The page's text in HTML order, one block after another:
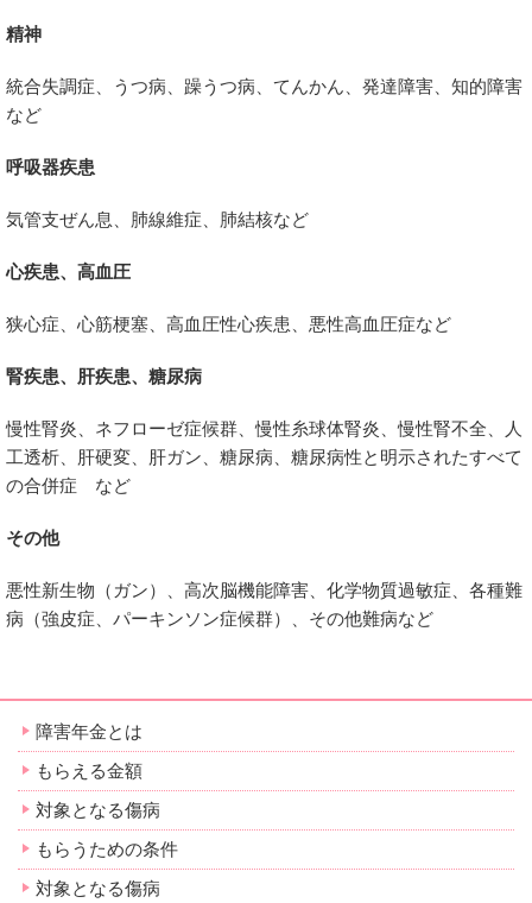
精神
統合失調症、うつ病、躁うつ病、てんかん、発達障害、知的障害
など
呼吸器疾患
気管支ぜん息、肺線維症、肺結核など
心疾患、高血圧
狭心症、心筋梗塞、高血圧性心疾患、悪性高血圧症など
腎疾患、肝疾患、糖尿病
慢性腎炎、ネフローゼ症候群、慢性糸球体腎炎、慢性腎不全、人
工透析、肝硬変、肝ガン、糖尿病、糖尿病性と明示されたすべて
の合併症 など
その他
悪性新生物（ガン）、高次脳機能障害、化学物質過敏症、各種難
病（強皮症、パーキンソン症候群）、その他難病など
障害年金とは
もらえる金額
対象となる傷病
もらうための条件
対象となる傷病